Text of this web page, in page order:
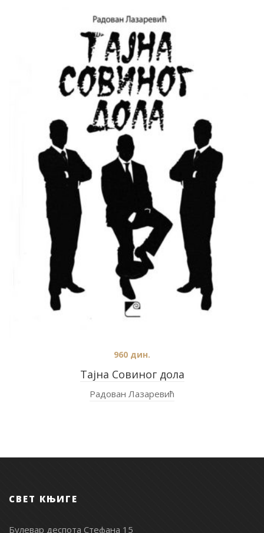
Тајна Совиног дола
960 дин.
Радован Лазаревић
СВЕТ КЊИГЕ
Булевар деспота Стефана 15